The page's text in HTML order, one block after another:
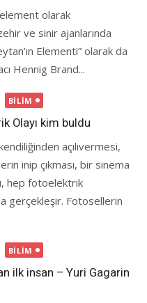
olarak
ve sinir ajanlarında
Elementi” olarak da
Hennig Brand...
BILIM
Olayı kim buldu
açılıvermesi,
inip çıkması, bir sinema
hep fotoelektrik
gerçekleşir. Fotosellerin
BILIM
ilk insan – Yuri Gagarin